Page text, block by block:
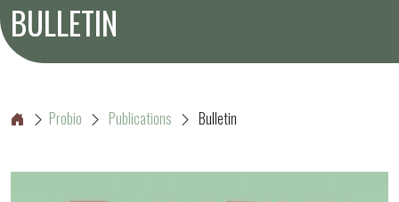
BULLETIN
Probio Publications Bulletin